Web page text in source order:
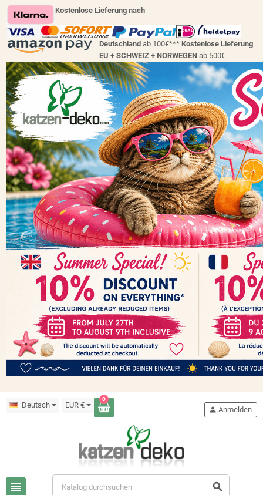
Kostenlose Lieferung nach
Deutschland ab 100€*** Kostenlose Lieferung
EU + SCHWEIZ + NORWEGEN ab 500€
Deutsch EUR €
0
view_headline search
person Anmelden